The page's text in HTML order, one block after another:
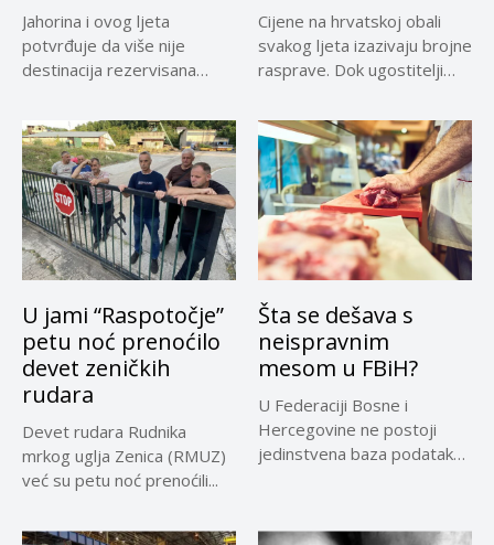
Jahorina i ovog ljeta
potvrđuje da više nije
destinacija rezervisana
Cijene na hrvatskoj obali
svakog ljeta izazivaju brojne
rasprave. Dok ugostitelji
U jami “Raspotočje”
petu noć prenoćilo
devet zeničkih
rudara
Devet rudara Rudnika
mrkog uglja Zenica (RMUZ)
već su petu noć prenoćili...
Šta se dešava s
neispravnim
mesom u FBiH?
U Federaciji Bosne i
Hercegovine ne postoji
jedinstvena baza podataka